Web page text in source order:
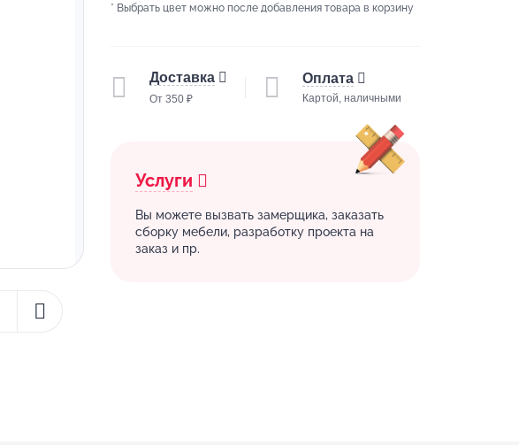
* Выбрать цвет можно после добавления товара в корзину
Доставка
От 350 ₽
Оплата
Картой, наличными
Услуги
Вы можете вызвать замерщика, заказать
сборку мебели, разработку проекта на
заказ и пр.